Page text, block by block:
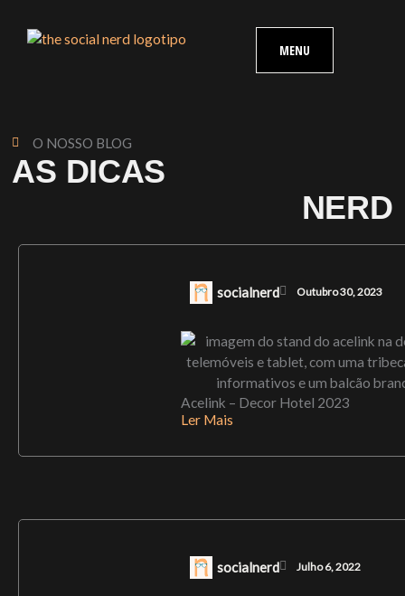
MENU
O NOSSO BLOG
AS DICAS
NERD
socialnerd Outubro 30, 2023
Acelink – Decor Hotel 2023
Ler Mais
socialnerd Julho 6, 2022